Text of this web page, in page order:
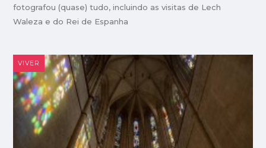
fotografou (quase) tudo, incluindo as visitas de Lech
Waleza e do Rei de Espanha
VIVER